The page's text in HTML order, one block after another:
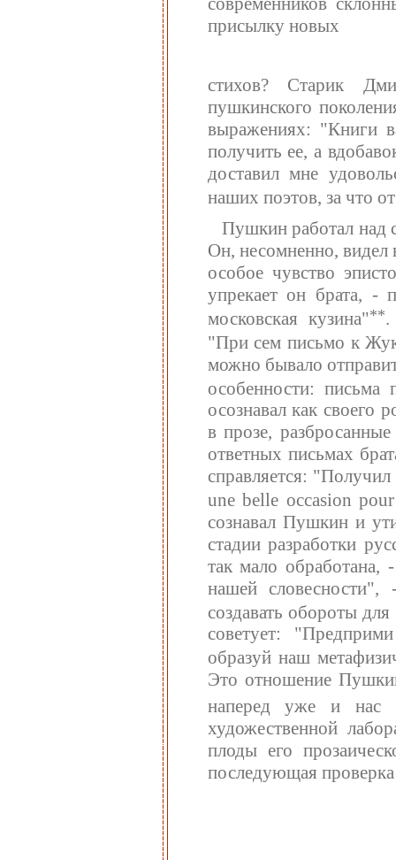
присылку новых
стихов? Старик
пушкинского
выражениях: "Книги
получить ее, а
доставил мне
наших поэтов, за что
Пушкин работал над
Он, несомненно, видел
особое чувство
упрекает он брата, -
московская кузина"**.
"При сем письмо к
можно бывало
особенности: письма
осознавал как своего
в прозе,
ответных письмах
справляется:
une belle occasion
сознавал Пушкин и
стадии разработки
так мало
нашей
создавать обороты
советует:
образуй наш
Это отношение
наперед уже и нас
художественной
плоды его
последующая